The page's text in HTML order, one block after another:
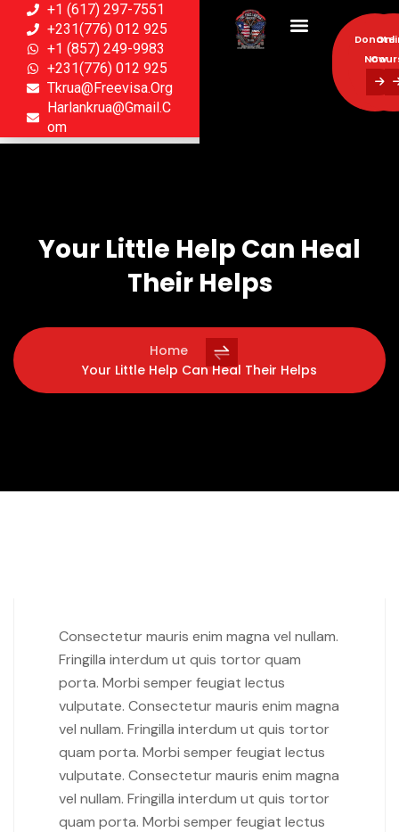
+1 (617) 297-7551
+231(776) 012 925
+1 (857) 249-9983
+231(776) 012 925
Tkrua@freevisa.org
Harlankrua@gmail.c
Om
Donate
Now
Donate
Your Little Help Can Heal
Their Helps
Home
Your Little Help Can Heal Their Helps
Consectetur mauris enim magna vel nullam.
Fringilla interdum ut quis tortor quam
porta. Morbi semper feugiat lectus
vulputate. Consectetur mauris enim magna
vel nullam. Fringilla interdum ut quis tortor
quam porta. Morbi semper feugiat lectus
vulputate. Consectetur mauris enim magna
vel nullam. Fringilla interdum ut quis tortor
quam porta. Morbi semper feugiat lectus